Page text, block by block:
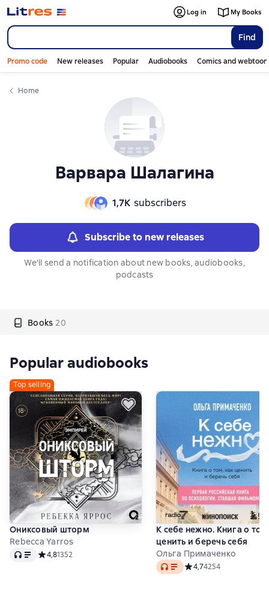
Find
Log in My Books
Promo code New releases Popular Audiobooks Comics and
Home
Варвара Шалагина
1,7К subscribers
Subscribe to new releases
We'll send a notification about new books, audiobooks,
podcasts
Books 20
Слайдер с книгами
Popular audiobooks
Top selling
Ониксовый шторм
Rebecca Yarros
Audio Средний рейтинг 4,8 на основе 1352 оценок
4,81352
К себе нежно. Книга о
ценить и беречь себя
Ольга Примаченко
Audio Средний рейтинг 4,7
4,74254